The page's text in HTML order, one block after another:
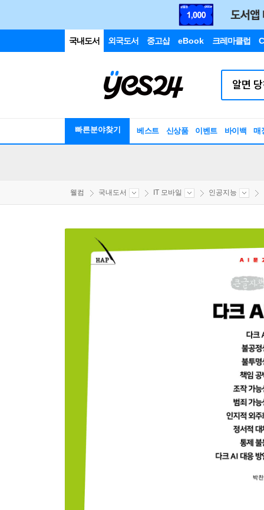
국내도서 외국도서 중고샵 eBook 크레마클럽
빠른분야찾기 베스트 신상품 이벤트 바이백 매
웰컴 국내도서 IT 모바일 인공지능